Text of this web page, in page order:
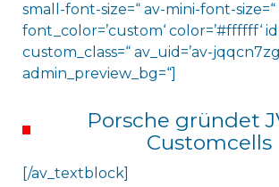
small-font-size=“ av-mini-font-size=“
font_color=’custom‘ color=’#ffffff‘
custom_class=“ av_uid=’av-
admin_preview_bg=“]
Porsche gründet
Customcells
[/av_textblock]